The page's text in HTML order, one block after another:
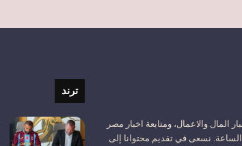
المال والاعمال، ومتابعة اخبار مصر
نسعى في تقديم محتوانا إلى
ترند